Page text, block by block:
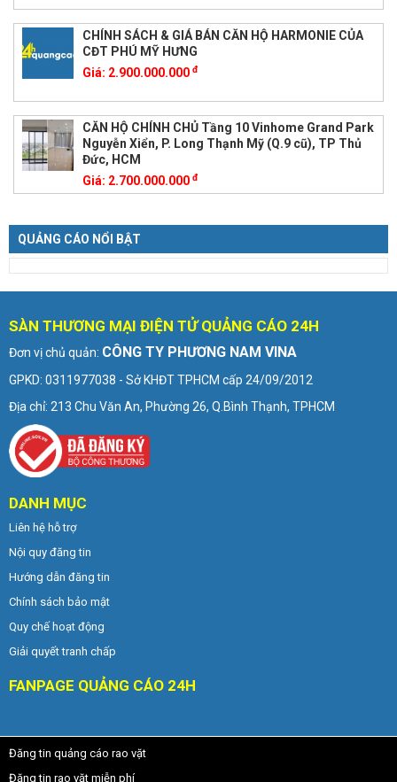
CHÍNH SÁCH & GIÁ BÁN CĂN HỘ HARMONIE CỦA
CĐT PHÚ MỸ HƯNG
Giá: 2.900.000.000 đ
CĂN HỘ CHÍNH CHỦ Tầng 10 Vinhome Grand Park
Nguyễn Xiển, P. Long Thạnh Mỹ (Q.9 cũ), TP Thủ
Đức, HCM
Giá: 2.700.000.000 đ
QUẢNG CÁO NỔI BẬT
SÀN THƯƠNG MẠI ĐIỆN TỬ QUẢNG CÁO 24H
Đơn vị chủ quản: CÔNG TY PHƯƠNG NAM VINA
GPKD: 0311977038 - Sở KHĐT TPHCM cấp 24/09/2012
Địa chỉ: 213 Chu Văn An, Phường 26, Q.Bình Thạnh, TPHCM
DANH MỤC
Liên hệ hỗ trợ
Nội quy đăng tin
Hướng dẫn đăng tin
Chính sách bảo mật
Quy chế hoạt động
Giải quyết tranh chấp
FANPAGE QUẢNG CÁO 24H
Đăng tin quảng cáo rao vặt
Đăng tin rao vặt miễn phí